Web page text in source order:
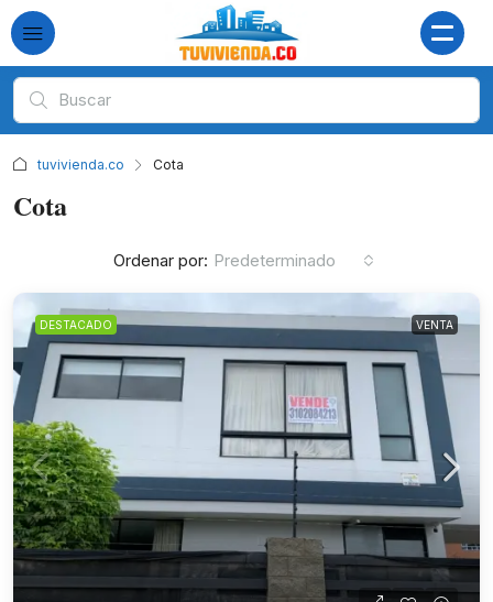
tuvivienda.co Cota
Cota
Ordenar por: Predeterminado
DESTACADO VENTA